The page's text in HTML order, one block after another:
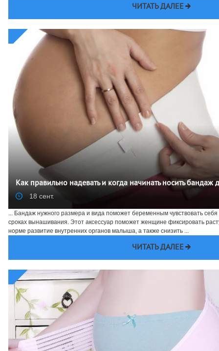
ЧИТАТЬ ДАЛЕЕ
Как правильно надевать и когда начинать носить бандаж
18 сент.
... Бандаж нужного размера и вида поможет беременным чувствовать
сроках вынашивания. Этот аксессуар поможет женщине фиксировать
норме развитие внутренних органов малыша, а также снизить ...
ЧИТАТЬ ДАЛЕЕ